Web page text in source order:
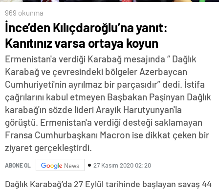
969 okunma
İnce’den Kılıçdaroğlu’na yanıt:
Kanıtınız varsa ortaya koyun
Ermenistan'a verdiği Karabağ mesajında “ Dağlık
Karabağ ve çevresindeki bölgeler Azerbaycan
Cumhuriyeti'nin ayrılmaz bir parçasıdır” dedi. İstifa
çağrılarını kabul etmeyen Başbakan Paşinyan Dağlık
karabağ'ın sözde lideri Arayik Harutyunyan'la
görüştü. Ermenistan'a verdiği desteği saklamayan
Fransa Cumhurbaşkanı Macron ise dikkat çeken bir
ziyaret gerçekleştirdi.
ABONE OL News 27 Kasım 2020 02:20
Dağlık Karabağ’da 27 Eylül tarihinde başlayan savaş 44